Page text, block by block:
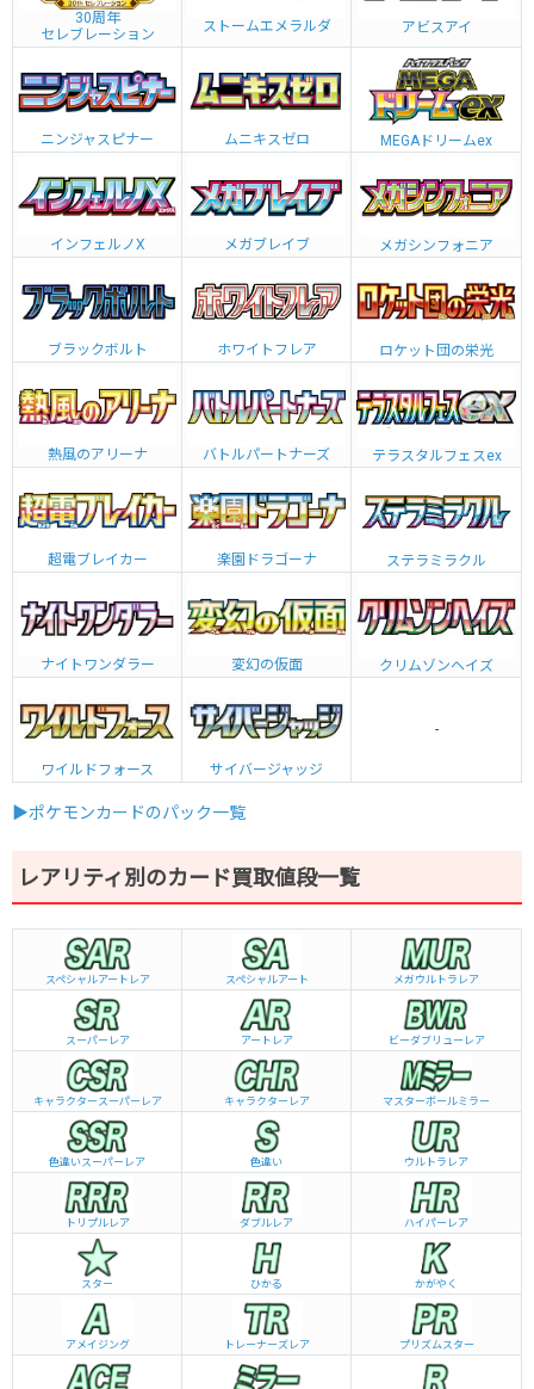
30周年
セレブレーション
ストームエメラルダ アビスアイ
ニンジャスピナー ムニキスゼロ MEGAドリームex
インフェルノX メガブレイブ メガシンフォニア
ブラックボルト ホワイトフレア ロケット団の栄光
熱風のアリーナ バトルパートナーズ テラスタルフェスex
超電ブレイカー 楽園ドラゴーナ ステラミラクル
ナイトワンダラー 変幻の仮面 クリムゾンヘイズ
ワイルドフォース サイバージャッジ
-
▶ポケモンカードのパック一覧
レアリティ別のカード買取値段一覧
スペシャルアートレア スペシャルアート メガウルトラレア
スーパーレア アートレア ビーダブリュー レア
キャラクタースーパーレア キャラクターレア マスターボールミラー
色違いスーパーレア 色違い ウルトラレア
トリプルレア ダブルレア ハイパーレア
スター ひかる かがやく
アメイジング トレーナーズレア プリズムスター